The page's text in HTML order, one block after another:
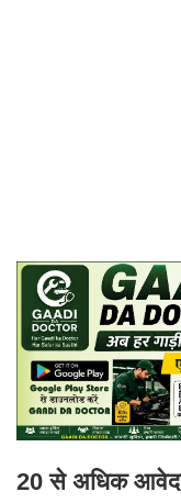
20 से अधिक